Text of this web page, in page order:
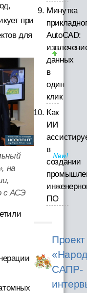
при
для
на
с АСЭ
Минутка
AutoCAD:
данных
в
один
клик
Как
ИИ
в
создании
ПО
Проект
САПР-